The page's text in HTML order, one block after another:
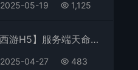
2025-05-19 1,125
【西游H5】服务端天命御灵版+视频教程+授权后台
2025-04-27 483